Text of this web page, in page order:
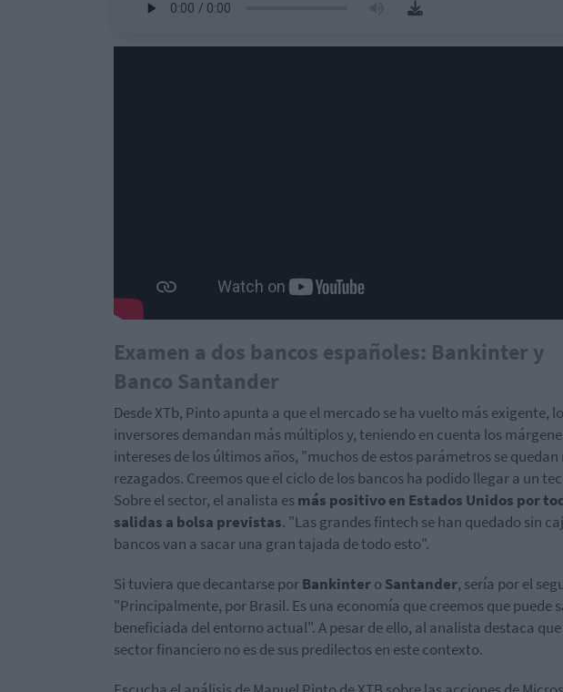
Examen a dos bancos españoles: Bankinter y
Banco Santander
Desde XTb, Pinto apunta a que el mercado se ha vuelto más exigente,
inversores demandan más múltiplos y, teniendo en cuenta los
intereses de los últimos años, "muchos de estos parámetros se quedan
rezagados. Creemos que el ciclo de los bancos ha podido llegar a un
Sobre el sector, el analista esmás positivo en Estados Unidos por
salidas a bolsa previstas. "Las grandes fintech se han quedado sin
bancos van a sacar una gran tajada de todo esto".
Si tuviera que decantarse porBankintero Santander, sería por el
"Principalmente, por Brasil. Es una economía que creemos que puede
beneficiada del entorno actual". A pesar de ello, al analista destaca
sector financiero no es de sus predilectos en este contexto.